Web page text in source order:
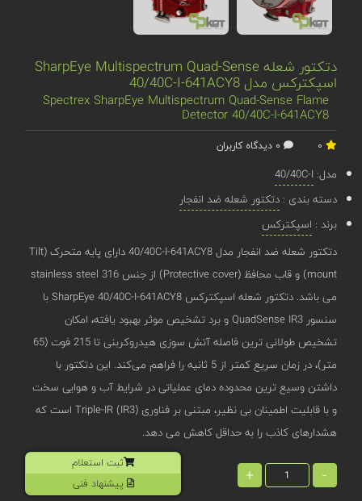
دتکتور شعله SharpEye Multispectrum Quad-Sense
اسپکترکس مدل 40/40C-I-641ACY8
Spectrex SharpEye Multispectrum Quad-Sense Flame
Detector 40/40C-I-641ACY8
مدل: 40/40C-I
دسته بندی :دتکتور شعله ضد انفجار
برند : اسپکترکس
دتکتور شعله ضد انفجار مدل 40/40C-I-641ACY8 دارای پایه متحرک (Tilt
mount) و قاب محافظ (Protective cover) از جنس stainless steel 316
می باشد. دتکتور شعله اسپکترکس SharpEye 40/40C-I-641ACY8 با
سنسور QuadSense IR3 و برد تشخیص موثر بهبود یافته، امکان
تشخیص طولانی ‌ترین فاصله آتش ‌سوزی هیدروکربنی تا 215 فوت (65
متر)، در زمان سریع کمتر از 5 ثانیه را فراهم می‌کند. این دتکتور با
داشتن وسیع ‌ترین محدوده دمای عملیاتی در شرایط آب و هوایی سخت
و با قابلیت اطمینان بی ‌نظیر، مبتنی بر فناوری Triple-IR (IR3) است که
هشدارهای کاذب را به حداقل کاهش می دهد.
-
+
ثبت استعلام
پیشنهاد فنی